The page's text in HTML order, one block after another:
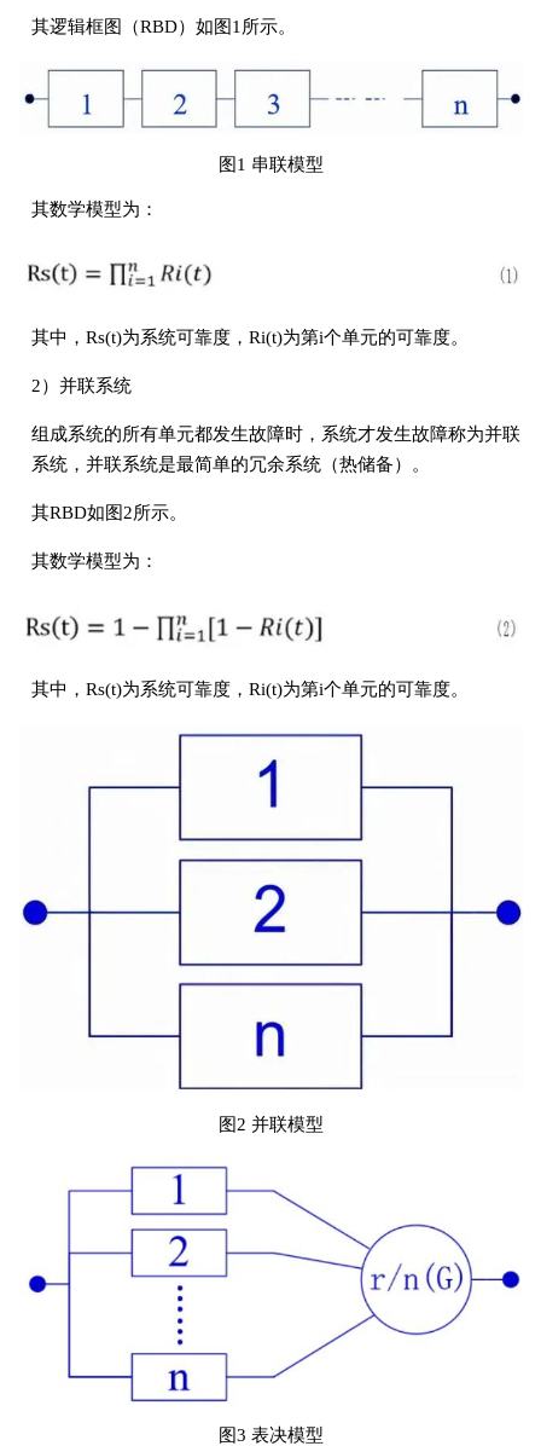
其逻辑框图（RBD）如图1所示。
图1 串联模型
其数学模型为：
其中，Rs(t)为系统可靠度，Ri(t)为第i个单元的可靠度。
2）并联系统
组成系统的所有单元都发生故障时，系统才发生故障称为并联
系统，并联系统是最简单的冗余系统（热储备）。
其RBD如图2所示。
其数学模型为：
其中，Rs(t)为系统可靠度，Ri(t)为第i个单元的可靠度。
图2 并联模型
图3 表决模型